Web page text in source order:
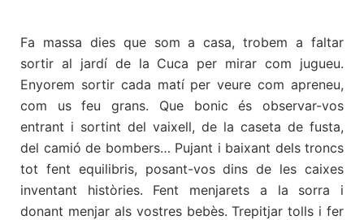
Fa massa dies que som a casa, trobem a faltar
sortir al jardí de la Cuca per mirar com jugueu.
Enyorem sortir cada matí per veure com apreneu,
com us feu grans. Que bonic és observar-vos
entrant i sortint del vaixell, de la caseta de fusta,
del camió de bombers… Pujant i baixant dels troncs
tot fent equilibris, posant-vos dins de les caixes
inventant històries. Fent menjarets a la sorra i
donant menjar als vostres bebès. Trepitjar tolls i fer